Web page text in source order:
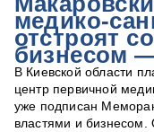
медико-
отстроят
бизнесом
В Киевской области
центр первичной
уже подписан
властями и